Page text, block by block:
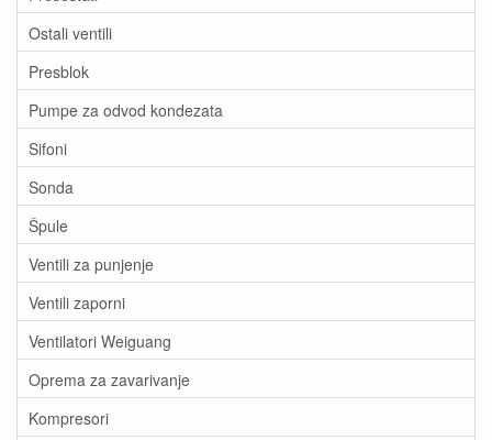
Ostali ventili
Presblok
Pumpe za odvod kondezata
Sifoni
Sonda
Špule
Ventili za punjenje
Ventili zaporni
Ventilatori Weiguang
Oprema za zavarivanje
Kompresori